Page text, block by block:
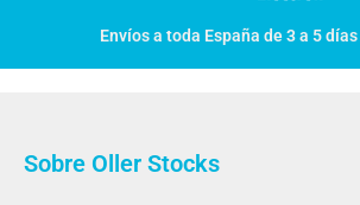
Envíos a toda España de 3 a 5
Sobre Oller Stocks